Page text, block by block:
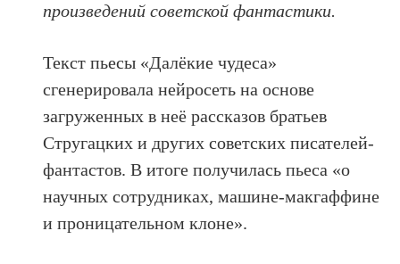
произведений советской фантастики.
Текст пьесы «Далёкие чудеса»
сгенерировала нейросеть на основе
загруженных в неë рассказов братьев
Стругацких и других советских писателей-
фантастов. В итоге получилась пьеса «о
научных сотрудниках, машине-макгаффине
и проницательном клоне».